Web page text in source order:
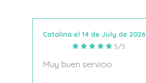
Catalina el 14 de July de 2026
5/5
Muy buen servicio